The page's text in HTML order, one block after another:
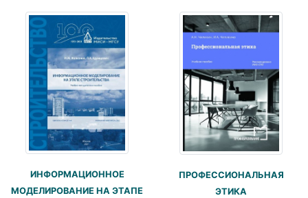
ИНФОРМАЦИОННОЕ
МОДЕЛИРОВАНИЕ НА ЭТАПЕ
ПРОФЕССИОНАЛЬНАЯ
ЭТИКА